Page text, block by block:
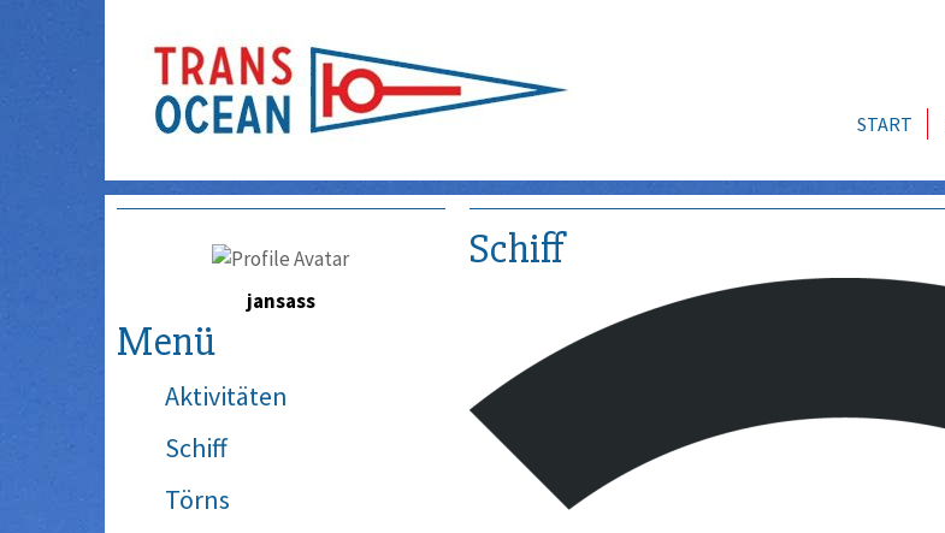
START
jansass
Menü
Aktivitäten
Schiff
Törns
Schiff